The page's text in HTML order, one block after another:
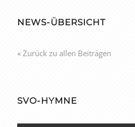
NEWS-ÜBERSICHT
« Zurück zu allen Beiträgen
SVO-HYMNE